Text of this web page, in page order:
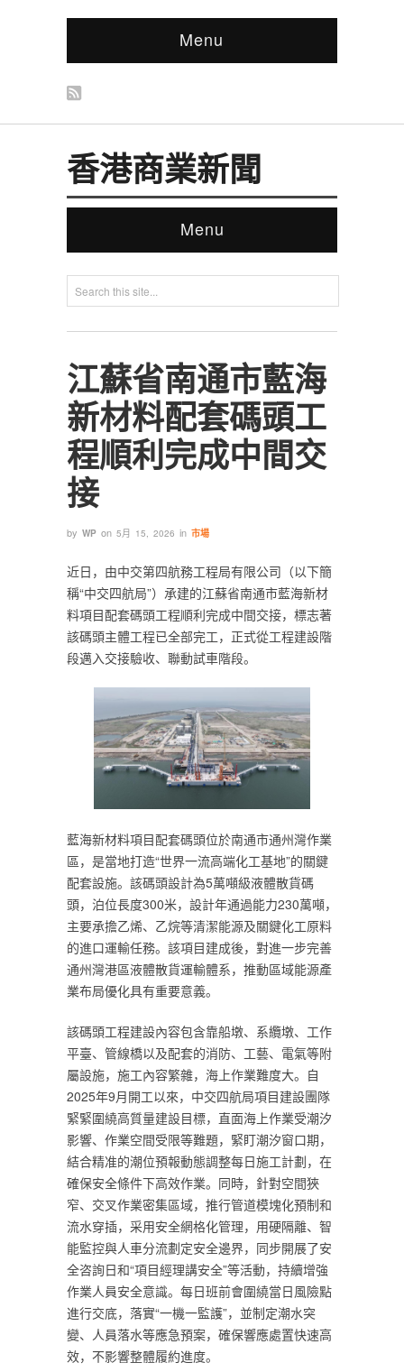
Menu
香港商業新聞
Menu
江蘇省南通市藍海
新材料配套碼頭工
程順利完成中間交
接
by WP on 5月 15, 2026 in 市場
近日，由中交第四航務工程局有限公司（以下簡
稱“中交四航局”）承建的江蘇省南通市藍海新材
料項目配套碼頭工程順利完成中間交接，標志著
該碼頭主體工程已全部完工，正式從工程建設階
段邁入交接驗收、聯動試車階段。
藍海新材料項目配套碼頭位於南通市通州灣作業
區，是當地打造“世界一流高端化工基地”的關鍵
配套設施。該碼頭設計為5萬噸級液體散貨碼
頭，泊位長度300米，設計年通過能力230萬噸，
主要承擔乙烯、乙烷等清潔能源及關鍵化工原料
的進口運輸任務。該項目建成後，對進一步完善
通州灣港區液體散貨運輸體系，推動區域能源產
業布局優化具有重要意義。
該碼頭工程建設內容包含靠船墩、系纜墩、工作
平臺、管線橋以及配套的消防、工藝、電氣等附
屬設施，施工內容繁雜，海上作業難度大。自
2025年9月開工以來，中交四航局項目建設團隊
緊緊圍繞高質量建設目標，直面海上作業受潮汐
影響、作業空間受限等難題，緊盯潮汐窗口期，
結合精准的潮位預報動態調整每日施工計劃，在
確保安全條件下高效作業。同時，針對空間狹
窄、交叉作業密集區域，推行管道模塊化預制和
流水穿插，采用安全網格化管理，用硬隔離、智
能監控與人車分流劃定安全邊界，同步開展了安
全咨詢日和“項目經理講安全”等活動，持續增強
作業人員安全意識。每日班前會圍繞當日風險點
進行交底，落實“一機一監護”，並制定潮水突
變、人員落水等應急預案，確保響應處置快速高
效，不影響整體履約進度。